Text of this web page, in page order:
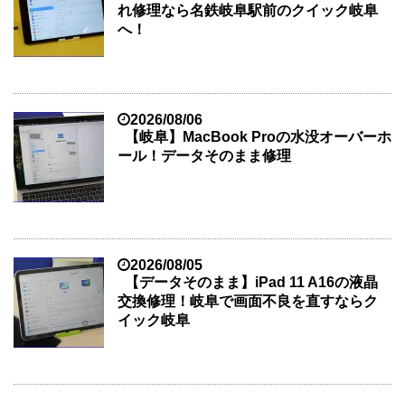
れ修理なら名鉄岐阜駅前のクイック岐阜
へ！
2026/08/06
【岐阜】MacBook Proの水没オーバーホ
ール！データそのまま修理
2026/08/05
【データそのまま】iPad 11 A16の液晶
交換修理！岐阜で画面不良を直すならク
イック岐阜